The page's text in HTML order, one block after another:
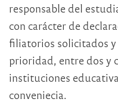
responsable del
con carácter de
filiatorios solicitados y
prioridad, entre dos y
instituciones
conveniecia.